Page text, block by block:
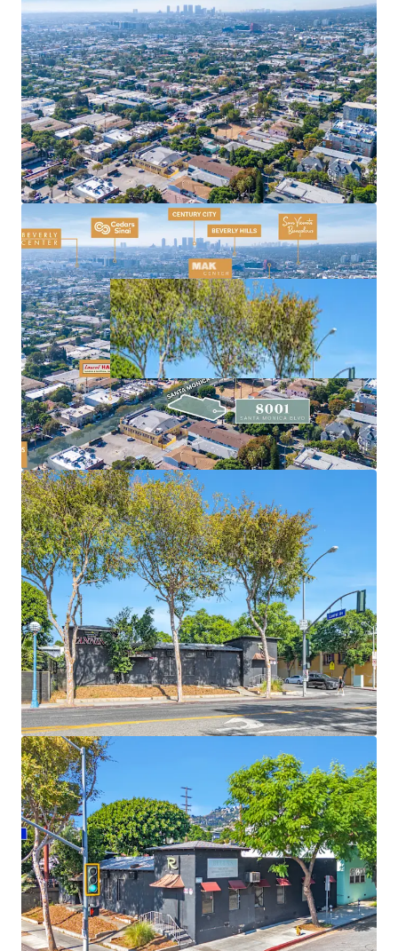
Rare West Hollywood Redevelopment
Opportunity
Trophy Location
Popular Retail Corridor
Dense and Affluent Trade Area